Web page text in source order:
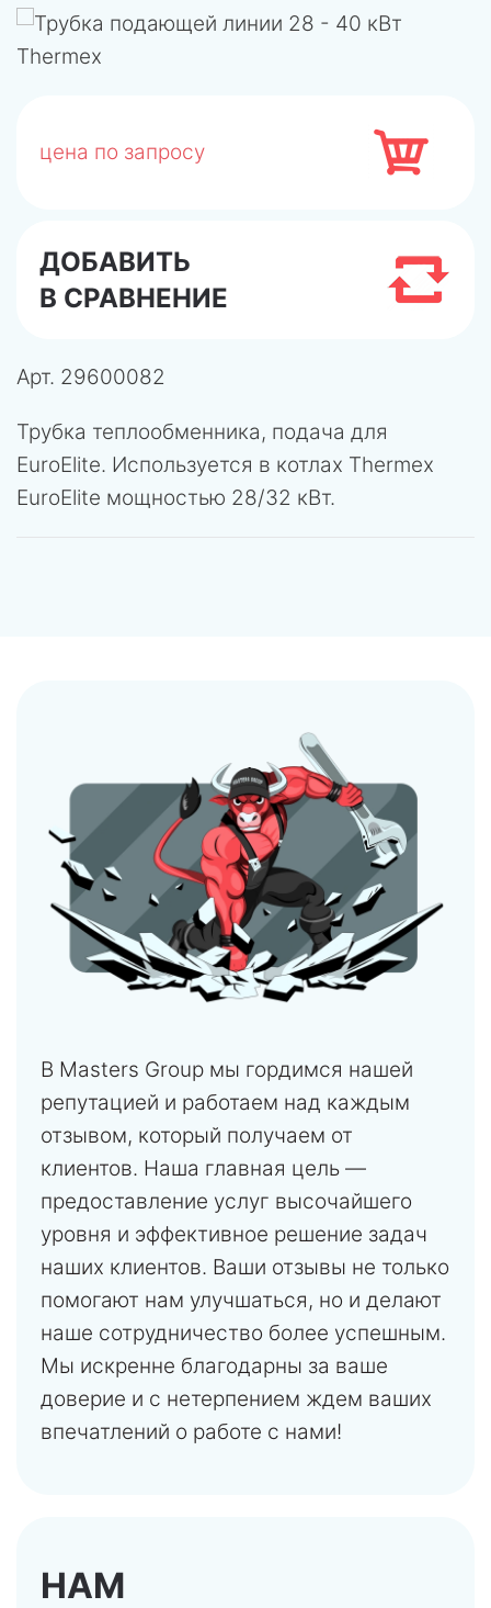
цена по запросу
ДОБАВИТЬ
В СРАВНЕНИЕ
Арт. 29600082
Трубка теплообменника, подача для
EuroElite. Используется в котлах Thermex
EuroElite мощностью 28/32 кВт.
В Masters Group мы гордимся нашей
репутацией и работаем над каждым
отзывом, который получаем от
клиентов. Наша главная цель —
предоставление услуг высочайшего
уровня и эффективное решение задач
наших клиентов. Ваши отзывы не только
помогают нам улучшаться, но и делают
наше сотрудничество более успешным.
Мы искренне благодарны за ваше
доверие и с нетерпением ждем ваших
впечатлений о работе с нами!
НАМ